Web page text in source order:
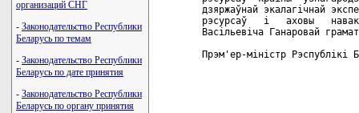
организаций СНГ
- Законодательство Республики
Беларусь по темам
- Законодательство Республики
Беларусь по дате принятия
- Законодательство Республики
Беларусь по органу принятия
дзяржаўнай экалагiчнай
рэсурсаў   i   аховы
Васiльевiча Ганаровай
Прэм'ер-мiнiстр